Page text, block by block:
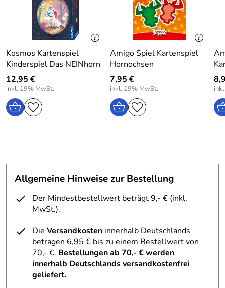
Anzahl Spieler: 1-4
Spieldauer: 40-60 Minuten
Hersteller: Ravensburger Verlag GmbH, Postfach 2460,
D-88194 Ravensburg, Germany, www.ravensburger.com,
info@ravensburger.de
Kosmos Kartenspiel
Kinderspiel Das NEINhorn
12,95 €
inkl. 19% MwSt.
Amigo Spiel Kartenspiel
Hornochsen
7,95 €
inkl. 19% MwSt.
Allgemeine Hinweise zur Bestellung
Der Mindestbestellwert beträgt 9,- € (inkl.
MwSt.).
Die Versandkosten innerhalb Deutschlands
betragen 6,95 € bis zu einem Bestellwert von
70,- €. Bestellungen ab 70,- € werden
innerhalb Deutschlands versandkostenfrei
geliefert.